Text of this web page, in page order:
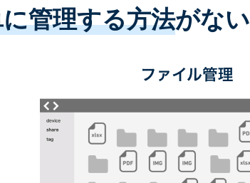
管理する方法がない